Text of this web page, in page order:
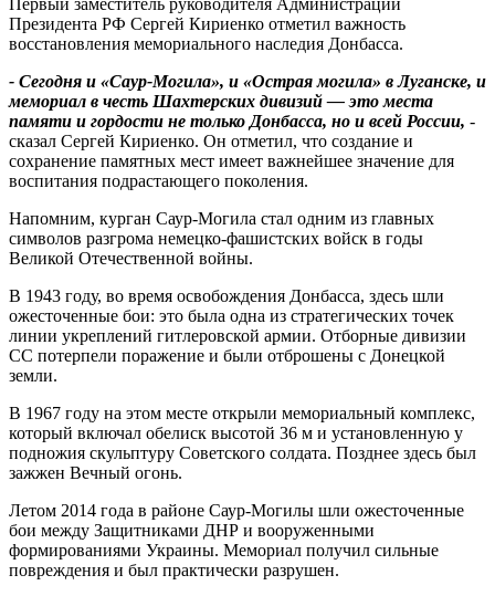
Президента РФ Сергей Кириенко отметил важность
восстановления мемориального наследия Донбасса.
- Сегодня и «Саур-Могила», и «Острая могила» в Луганске, и
мемориал в честь Шахтерских дивизий — это места
памяти и гордости не только Донбасса, но и всей России, -
сказал Сергей Кириенко. Он отметил, что создание и
сохранение памятных мест имеет важнейшее значение для
воспитания подрастающего поколения.
Напомним, курган Саур-Могила стал одним из главных
символов разгрома немецко-фашистских войск в годы
Великой Отечественной войны.
В 1943 году, во время освобождения Донбасса, здесь шли
ожесточенные бои: это была одна из стратегических точек
линии укреплений гитлеровской армии. Отборные дивизии
СС потерпели поражение и были отброшены с Донецкой
земли.
В 1967 году на этом месте открыли мемориальный комплекс,
который включал обелиск высотой 36 м и установленную у
подножия скульптуру Советского солдата. Позднее здесь был
зажжен Вечный огонь.
Летом 2014 года в районе Саур-Могилы шли ожесточенные
бои между Защитниками ДНР и вооруженными
формированиями Украины. Мемориал получил сильные
повреждения и был практически разрушен.